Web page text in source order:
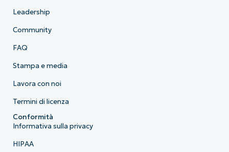
Leadership
Community
FAQ
Stampa e media
Lavora con noi
Termini di licenza
Conformità
Informativa sulla privacy
HIPAA